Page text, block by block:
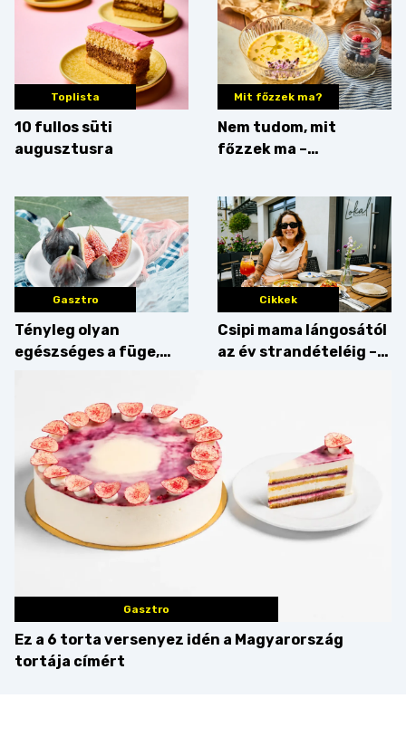
Toplista
10 fullos süti
augusztusra
Mit főzzek ma?
Nem tudom, mit
főzzek ma –
Gasztro
Tényleg olyan
egészséges a füge,
Cikkek
Csipi mama lángosától
az év strandételéig –
Gasztro
Ez a 6 torta versenyez idén a Magyarország
tortája címért